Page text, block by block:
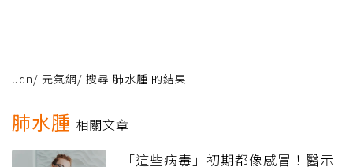
udn/ 元氣網/ 搜尋 肺水腫 的結果
肺水腫 相關文章
「這些病毒」初期都像感冒！醫示